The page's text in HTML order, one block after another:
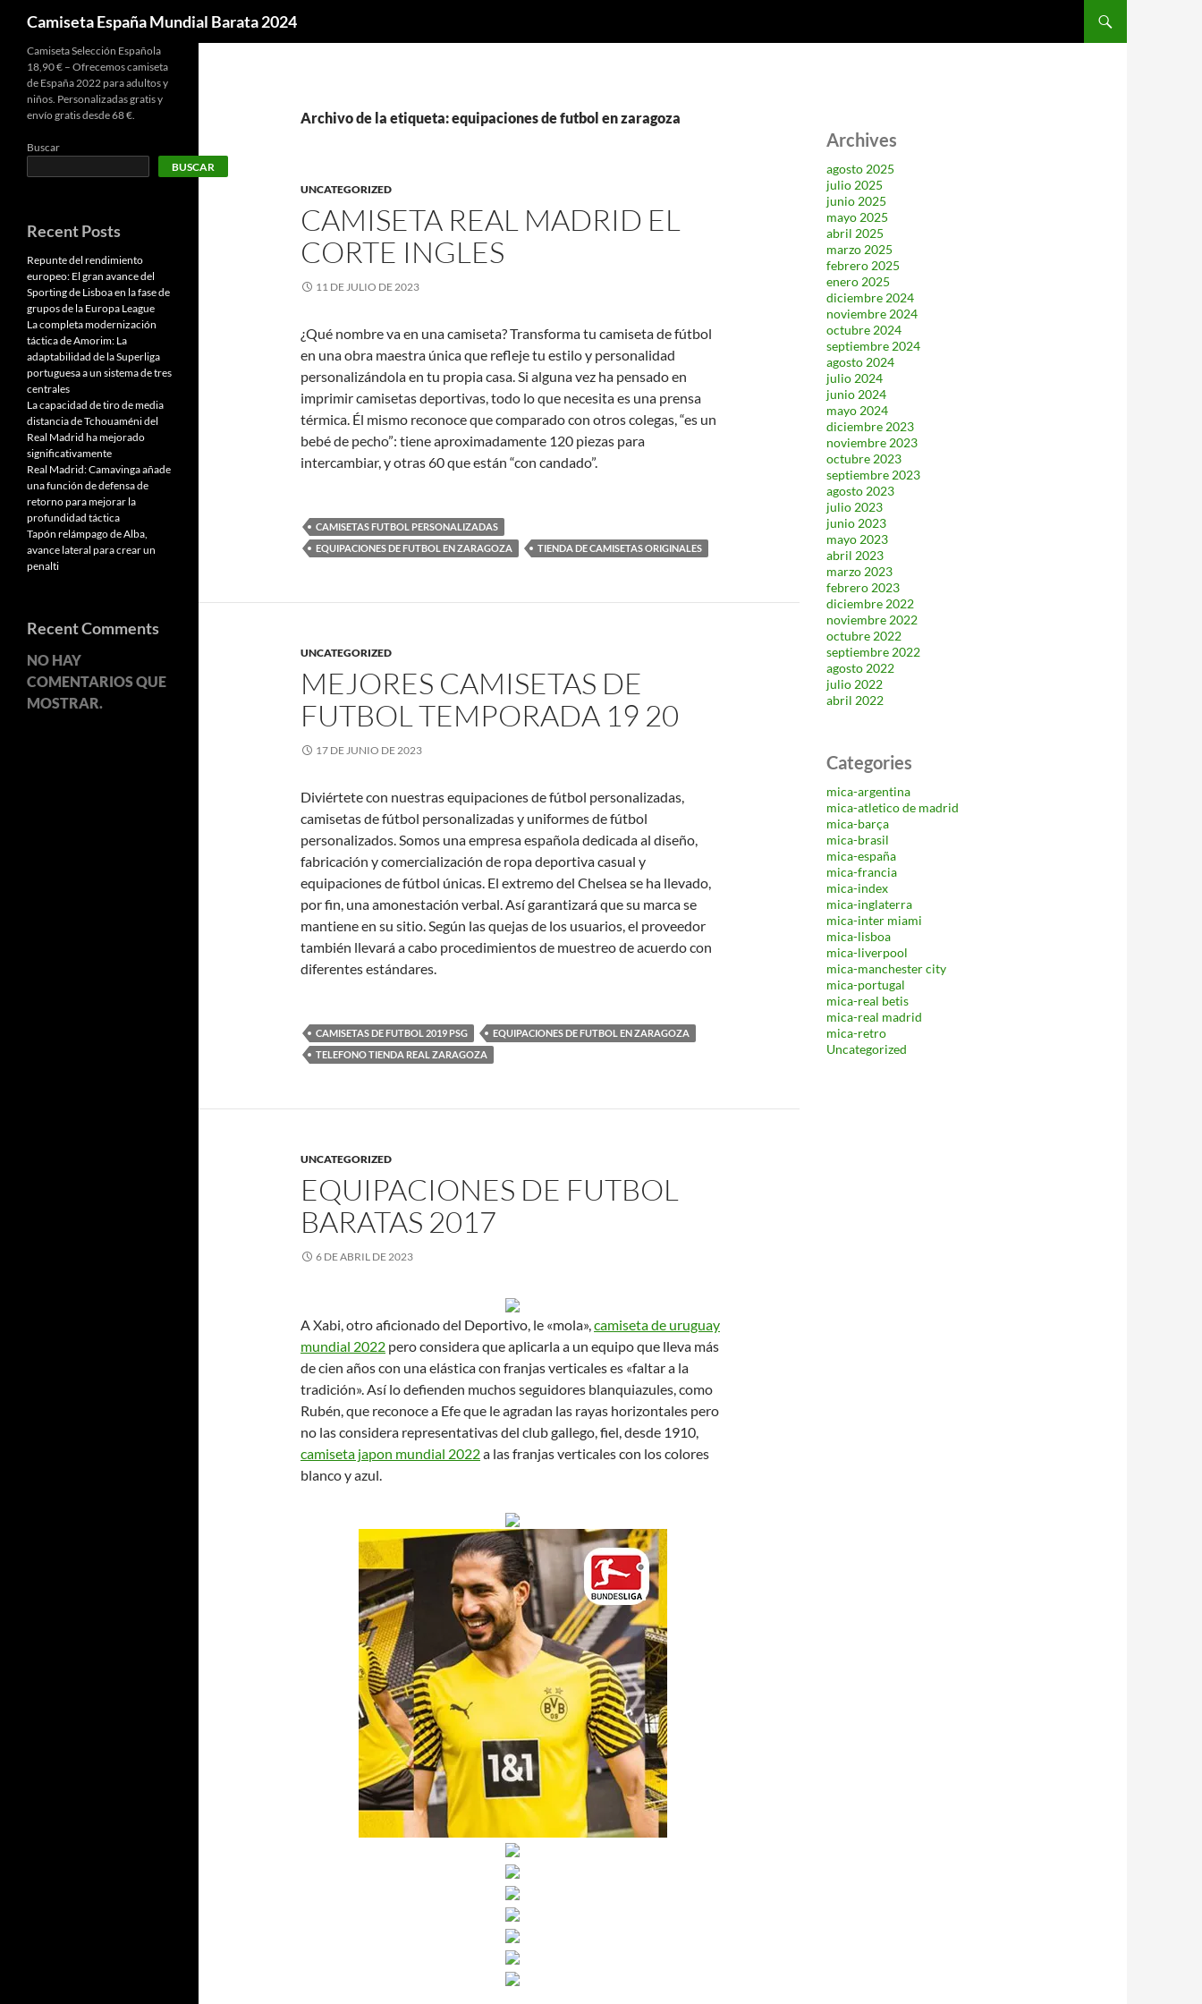
Camiseta España Mundial Barata 2024
Archivo de la etiqueta: equipaciones de futbol en zaragoza
UNCATEGORIZED
CAMISETA REAL MADRID EL
CORTE INGLES
11 DE JULIO DE 2023
¿Qué nombre va en una camiseta? Transforma tu camiseta de fútbol
en una obra maestra única que refleje tu estilo y personalidad
personalizándola en tu propia casa. Si alguna vez ha pensado en
imprimir camisetas deportivas, todo lo que necesita es una prensa
térmica. Él mismo reconoce que comparado con otros colegas, “es un
bebé de pecho”: tiene aproximadamente 120 piezas para
intercambiar, y otras 60 que están “con candado”.
CAMISETAS FUTBOL PERSONALIZADAS
EQUIPACIONES DE FUTBOL EN ZARAGOZA
TIENDA DE CAMISETAS ORIGINALES
UNCATEGORIZED
MEJORES CAMISETAS DE
FUTBOL TEMPORADA 19 20
17 DE JUNIO DE 2023
Diviértete con nuestras equipaciones de fútbol personalizadas,
camisetas de fútbol personalizadas y uniformes de fútbol
personalizados. Somos una empresa española dedicada al diseño,
fabricación y comercialización de ropa deportiva casual y
equipaciones de fútbol únicas. El extremo del Chelsea se ha llevado,
por fin, una amonestación verbal. Así garantizará que su marca se
mantiene en su sitio. Según las quejas de los usuarios, el proveedor
también llevará a cabo procedimientos de muestreo de acuerdo con
diferentes estándares.
CAMISETAS DE FUTBOL 2019 PSG
EQUIPACIONES DE FUTBOL EN ZARAGOZA
TELEFONO TIENDA REAL ZARAGOZA
UNCATEGORIZED
EQUIPACIONES DE FUTBOL
BARATAS 2017
6 DE ABRIL DE 2023
A Xabi, otro aficionado del Deportivo, le «mola»,camiseta de uruguay
mundial 2022 pero considera que aplicarla a un equipo que lleva más
de cien años con una elástica con franjas verticales es «faltar a la
tradición». Así lo defienden muchos seguidores blanquiazules, como
Rubén, que reconoce a Efe que le agradan las rayas horizontales pero
no las considera representativas del club gallego, fiel, desde 1910,
camiseta japon mundial 2022a las franjas verticales con los colores
blanco y azul.
Archives
agosto 2025
julio 2025
junio 2025
mayo 2025
abril 2025
marzo 2025
febrero 2025
enero 2025
diciembre 2024
noviembre 2024
octubre 2024
septiembre 2024
agosto 2024
julio 2024
junio 2024
mayo 2024
diciembre 2023
noviembre 2023
octubre 2023
septiembre 2023
agosto 2023
julio 2023
junio 2023
mayo 2023
abril 2023
marzo 2023
febrero 2023
diciembre 2022
noviembre 2022
octubre 2022
septiembre 2022
agosto 2022
julio 2022
abril 2022
Categories
mica-argentina
mica-atletico de madrid
mica-barça
mica-brasil
mica-españa
mica-francia
mica-index
mica-inglaterra
mica-inter miami
mica-lisboa
mica-liverpool
mica-manchester city
mica-portugal
mica-real betis
mica-real madrid
mica-retro
Uncategorized
Camiseta Selección Española
18,90 € – Ofrecemos camiseta
de España 2022 para adultos y
niños. Personalizadas gratis y
envío gratis desde 68 €.
Buscar
BUSCAR
Recent Posts
Repunte del rendimiento
europeo: El gran avance del
Sporting de Lisboa en la fase de
grupos de la Europa League
La completa modernización
táctica de Amorim: La
adaptabilidad de la Superliga
portuguesa a un sistema de tres
centrales
La capacidad de tiro de media
distancia de Tchouaméni del
Real Madrid ha mejorado
significativamente
Real Madrid: Camavinga añade
una función de defensa de
retorno para mejorar la
profundidad táctica
Tapón relámpago de Alba,
avance lateral para crear un
penalti
Recent Comments
NO HAY
COMENTARIOS QUE
MOSTRAR.